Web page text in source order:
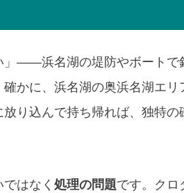
」——浜名湖の堤防やボートで
かに、浜名湖の奥浜名湖エ
り込んで持ち帰れば、独特の
はなく 処理の問題です。クロ